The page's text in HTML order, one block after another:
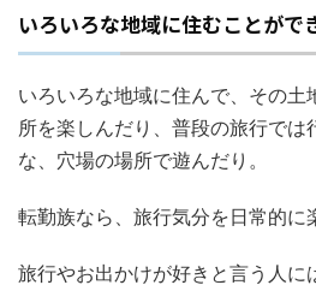
いろいろな地域に住むことがで
いろいろな地域に住んで、その土
所を楽しんだり、普段の旅行では
な、穴場の場所で遊んだり。
転勤族なら、旅行気分を日常的に
旅行やお出かけが好きと言う人に